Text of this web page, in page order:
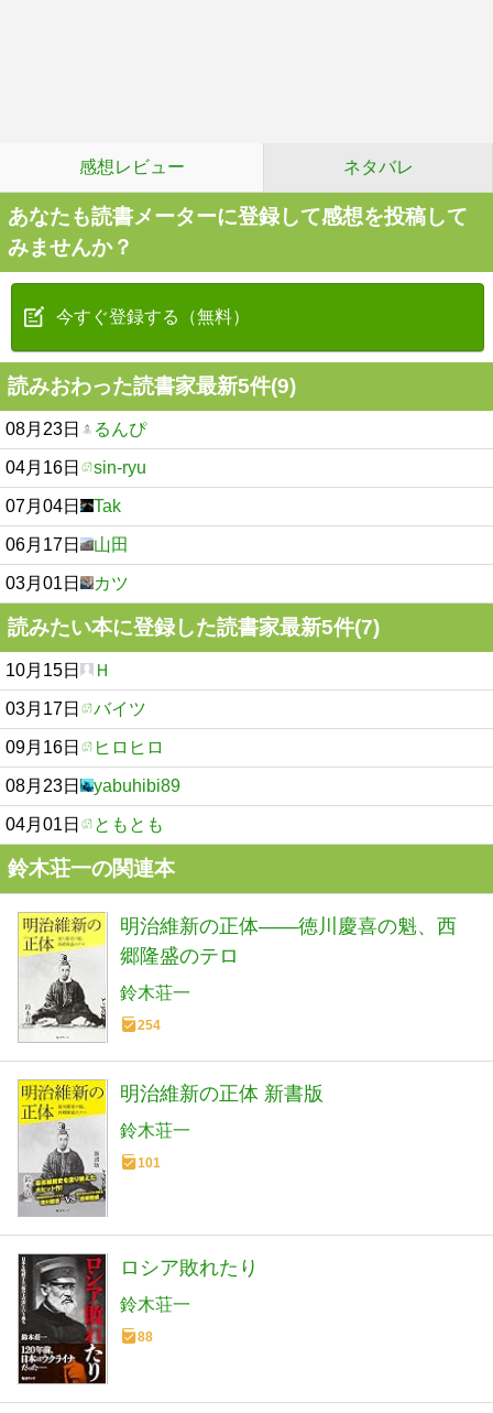
感想レビュー ネタバレ
あなたも読書メーターに登録して感想を投稿して
みませんか？
今すぐ登録する（無料）
読みおわった読書家最新5件(9)
08月23日 るんぴ
04月16日 sin-ryu
07月04日 Tak
06月17日 山田
03月01日 カツ
読みたい本に登録した読書家最新5件(7)
10月15日 Ｈ
03月17日 バイツ
09月16日 ヒロヒロ
08月23日 yabuhibi89
04月01日 ともとも
鈴木荘一の関連本
明治維新の正体――徳川慶喜の魁、西
郷隆盛のテロ
鈴木荘一
254
明治維新の正体 新書版
鈴木荘一
101
ロシア敗れたり
鈴木荘一
88